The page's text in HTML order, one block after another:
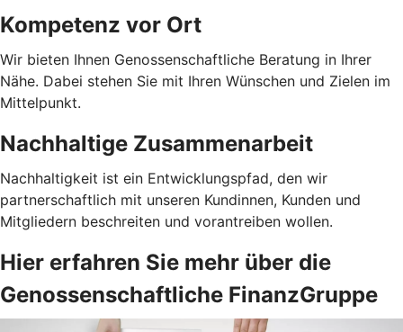
Kompetenz vor Ort
Wir bieten Ihnen Genossenschaftliche Beratung in Ihrer
Nähe. Dabei stehen Sie mit Ihren Wünschen und Zielen im
Mittelpunkt.
Nachhaltige Zusammenarbeit
Nachhaltigkeit ist ein Entwicklungspfad, den wir
partnerschaftlich mit unseren Kundinnen, Kunden und
Mitgliedern beschreiten und vorantreiben wollen.
Hier erfahren Sie mehr über die
Genossenschaftliche FinanzGruppe